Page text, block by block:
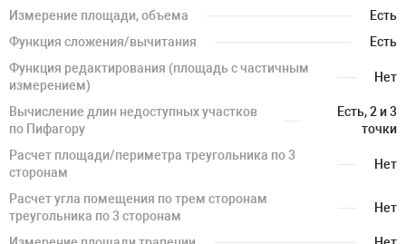
Измерение площади, объема
Есть
Функция сложения/вычитания
Есть
Функция редактирования (площадь с частичным
измерением)
Нет
Вычисление длин недоступных участков
по Пифагору
Есть, 2 и 3
точки
Расчет площади/периметра треугольника по 3
сторонам
Нет
Расчет угла помещения по трем сторонам
треугольника по 3 сторонам
Нет